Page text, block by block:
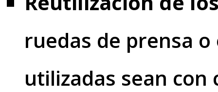
ruedas de prensa
utilizadas sean